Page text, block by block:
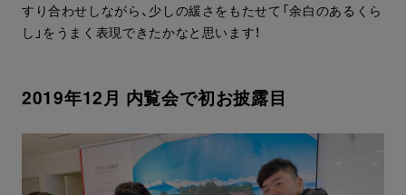
すり合わせしながら、少しの緩さをもたせて「余白のあるくら
し」をうまく表現できたかなと思います！
2019年12月 内覧会で初お披露目